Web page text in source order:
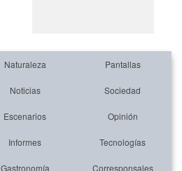
Naturaleza Pantallas
Noticias Sociedad
Escenarios Opinión
Informes Tecnologías
Gastronomía Corresponsales